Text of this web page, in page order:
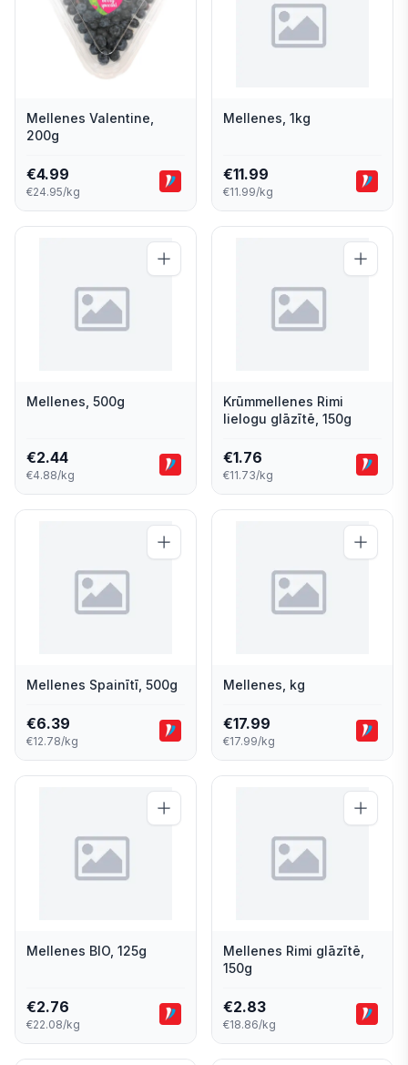
Mellenes Valentine,
200g
€4.99
€24.95/kg
Mellenes, 1kg
€11.99
€11.99/kg
Mellenes, 500g
€2.44
€4.88/kg
Krūmmellenes Rimi
lielogu glāzītē, 150g
€1.76
€11.73/kg
Mellenes Spainītī, 500g
€6.39
€12.78/kg
Mellenes, kg
€17.99
€17.99/kg
Mellenes BIO, 125g
€2.76
€22.08/kg
Mellenes Rimi glāzītē,
150g
€2.83
€18.86/kg